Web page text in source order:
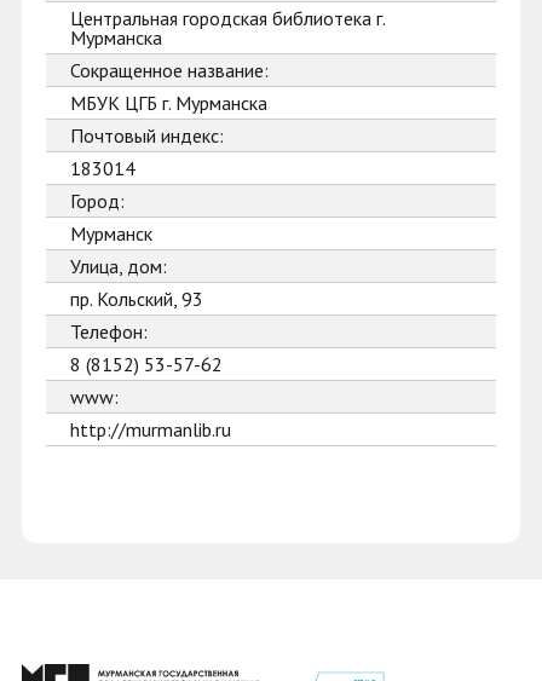
Центральная городская библиотека г.
Мурманска
Сокращенное название:
МБУК ЦГБ г. Мурманска
Почтовый индекс:
183014
Город:
Мурманск
Улица, дом:
пр. Кольский, 93
Телефон:
8 (8152) 53-57-62
www:
http://murmanlib.ru